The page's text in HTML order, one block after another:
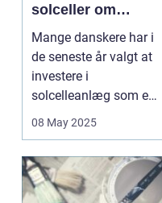
solceller om
vinteren?
Mange danskere har i
de seneste år valgt at
investere i
solcelleanlæg som en
bæred...
08 May 2025